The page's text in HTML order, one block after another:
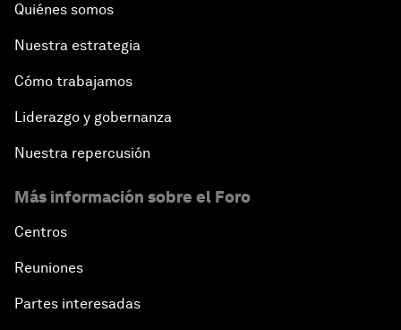
Quiénes somos
Nuestra estrategia
Cómo trabajamos
Liderazgo y gobernanza
Nuestra repercusión
Más información sobre el Foro
Centros
Reuniones
Partes interesadas